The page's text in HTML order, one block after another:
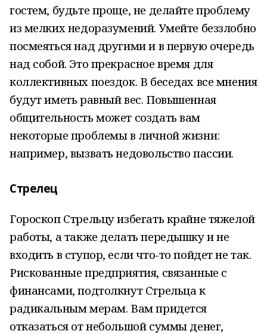
гостем, будьте проще, не делайте проблему
из мелких недоразумений. Умейте беззлобно
посмеяться над другими и в первую очередь
над собой. Это прекрасное время для
коллективных поездок. В беседах все мнения
будут иметь равный вес. Повышенная
общительность может создать вам
некоторые проблемы в личной жизни:
например, вызвать недовольство пассии.
Стрелец
Гороскоп Стрельцу избегать крайне тяжелой
работы, а также делать передышку и не
входить в ступор, если что-то пойдет не так.
Рискованные предприятия, связанные с
финансами, подтолкнут Стрельца к
радикальным мерам. Вам придется
отказаться от небольшой суммы денег,